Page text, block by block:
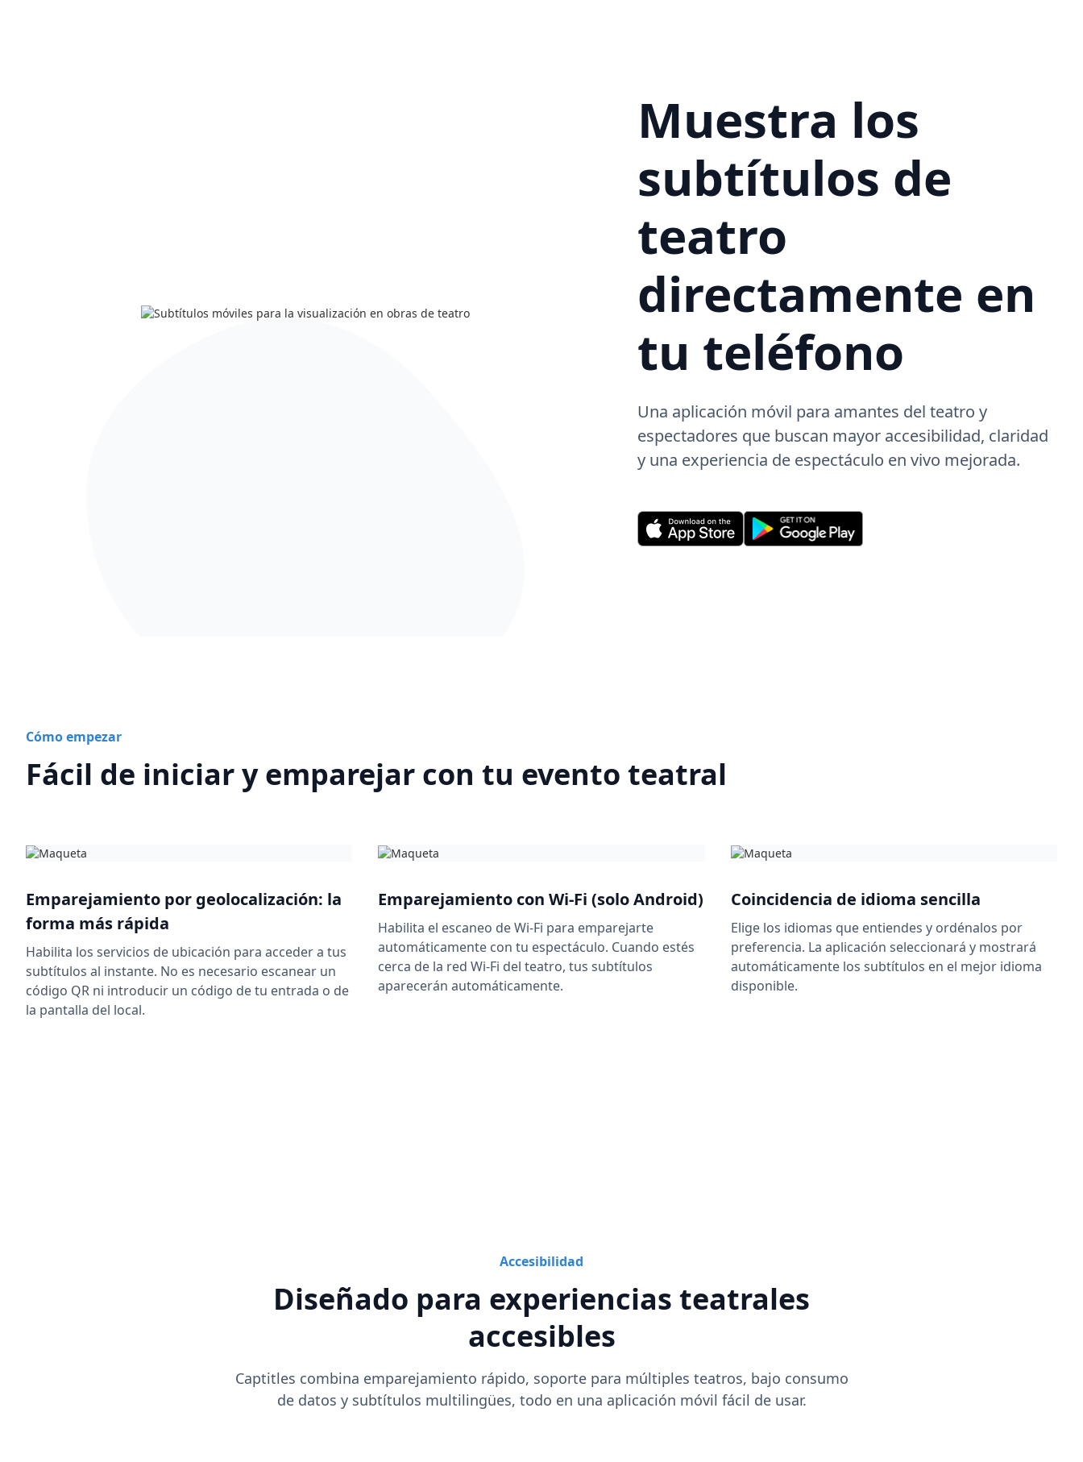
Muestra los
subtítulos de
teatro
directamente en
tu teléfono
Una aplicación móvil para amantes del teatro y
espectadores que buscan mayor accesibilidad, claridad
y una experiencia de espectáculo en vivo mejorada.
Cómo empezar
Fácil de iniciar y emparejar con tu evento teatral
Emparejamiento por geolocalización: la
forma más rápida
Habilita los servicios de ubicación para acceder a tus
subtítulos al instante. No es necesario escanear un
código QR ni introducir un código de tu entrada o de
la pantalla del local.
Emparejamiento con Wi-Fi (solo Android)
Habilita el escaneo de Wi-Fi para emparejarte
automáticamente con tu espectáculo. Cuando estés
cerca de la red Wi-Fi del teatro, tus subtítulos
aparecerán automáticamente.
Coincidencia de idioma sencilla
Elige los idiomas que entiendes y ordénalos por
preferencia. La aplicación seleccionará y mostrará
automáticamente los subtítulos en el mejor idioma
disponible.
Accesibilidad
Diseñado para experiencias teatrales
accesibles
Captitles combina emparejamiento rápido, soporte para múltiples teatros, bajo consumo
de datos y subtítulos multilingües, todo en una aplicación móvil fácil de usar.